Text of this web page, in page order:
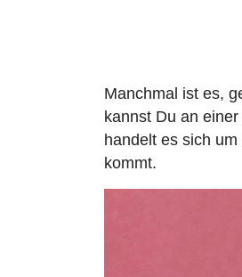
Manchmal ist es,
kannst Du an
handelt es sich
kommt.